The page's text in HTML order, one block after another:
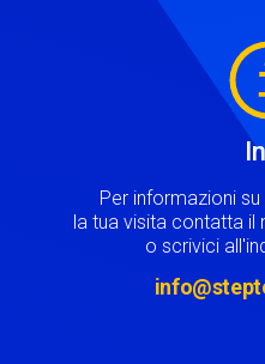
Per informazioni
la tua visita contatta il
o scrivici